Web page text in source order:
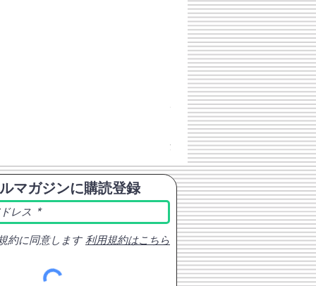
チェコスロバキア軍 連邦共
価格
￥398
消費税込み
マガジンに購読登録
約に同意します 利用規約はこちら